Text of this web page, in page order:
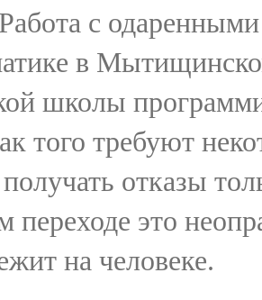
с
в
школы
того требуют
отказы
переходе это
на человеке.